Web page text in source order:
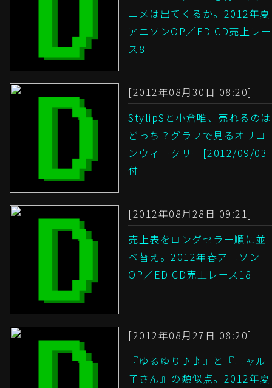
ニメは出てくるか。2012年夏
アニソンOP／ED CD売上レー
ス8
[2012年08月30日 08:20]
StylipSと小倉唯、売れるのは
どっち？グラフで見るオリコ
ンウィークリー[2012/09/03
付]
[2012年08月28日 09:21]
売上表をロングセラー順に並
べ替え。2012年春アニソン
OP／ED CD売上レース18
[2012年08月27日 08:20]
『ゆるゆり♪♪』と『ニャル
子さん』の類似点。2012年夏